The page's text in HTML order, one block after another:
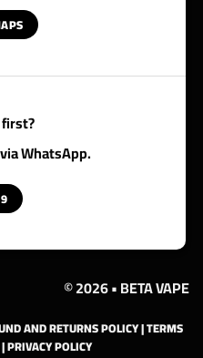
WhatsApp.
© 2026 • BETA VAPE
AND RETURNS POLICY|TERMS
PRIVACY POLICY